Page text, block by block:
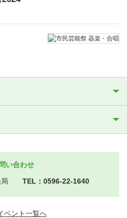
い合わせ
務局 TEL：0596-22-1640
ベント一覧へ